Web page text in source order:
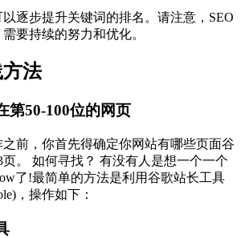
逐步提升关键词的排名。请注意，SEO
要持续的努力和优化。
法
第50-100位的网页
前，你首先得确定你网站有哪些页面谷
。 如何寻找？ 有没有人是想一个一个
了!最简单的方法是利用谷歌站长工具
，操作如下：